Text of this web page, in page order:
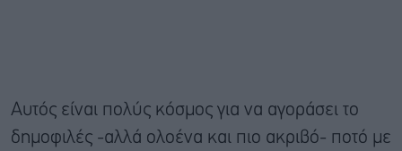
Αυτός είναι πολύς κόσμος για να αγοράσει το
δημοφιλές -αλλά ολοένα και πιο ακριβό- ποτό με